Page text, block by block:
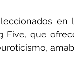
en
Five, que